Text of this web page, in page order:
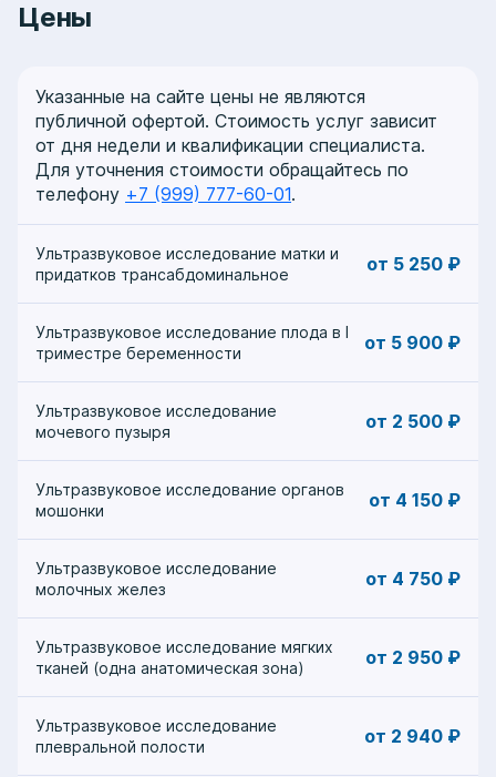
Курсы повышения квалификации
переподготовка, 2002 г.
РУДН, профессиональная подготовка, 2010
г.
РМАПО, профессиональная подготовка,
2015 г.
Цены
Указанные на сайте цены не являются
публичной офертой. Стоимость услуг зависит
от дня недели и квалификации специалиста.
Для уточнения стоимости обращайтесь по
телефону +7 (999) 777-60-01.
Ультразвуковое исследование матки и
придатков трансабдоминальное
от 5 250 ₽
Ультразвуковое исследование плода в I
триместре беременности
от 5 900 ₽
Ультразвуковое исследование
мочевого пузыря
от 2 500 ₽
Ультразвуковое исследование органов
мошонки
от 4 150 ₽
Ультразвуковое исследование
молочных желез
от 4 750 ₽
Ультразвуковое исследование мягких
тканей (одна анатомическая зона)
от 2 950 ₽
Ультразвуковое исследование
плевральной полости
от 2 940 ₽